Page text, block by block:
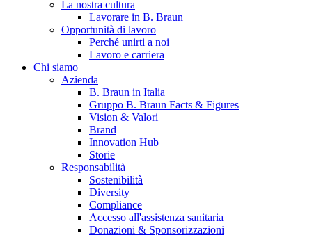
B. Braun in Italia
Scopri chi siamo ed entra nel mondo di B. Braun in Italia: 4
sedi, 4 aziende, più di 700 dipendenti e un Centro di
Eccellenza a livello globale.
La nostra cultura
Lavorare in B. Braun
Opportunità di lavoro
Perché unirti a noi
Lavoro e carriera
Chi siamo
Azienda
B. Braun in Italia
Gruppo B. Braun Facts & Figures
Vision & Valori
Brand
Innovation Hub
Storie
Responsabilità
Sostenibilità
Diversity
Compliance
Accesso all'assistenza sanitaria
Donazioni & Sponsorizzazioni